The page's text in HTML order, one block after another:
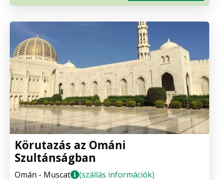
Körutazás az Ománi
Szultánságban
Omán - Muscat
(szállás információk)